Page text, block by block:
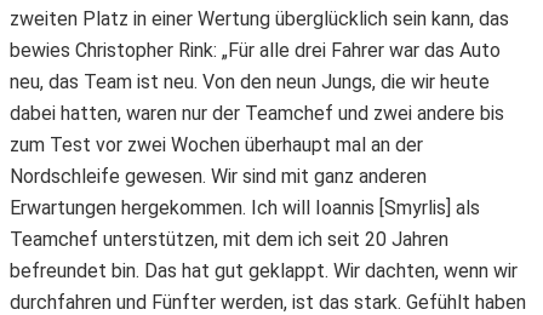
zweiten Platz in einer Wertung überglücklich sein kann, das
bewies Christopher Rink: „Für alle drei Fahrer war das Auto
neu, das Team ist neu. Von den neun Jungs, die wir heute
dabei hatten, waren nur der Teamchef und zwei andere bis
zum Test vor zwei Wochen überhaupt mal an der
Nordschleife gewesen. Wir sind mit ganz anderen
Erwartungen hergekommen. Ich will Ioannis [Smyrlis] als
Teamchef unterstützen, mit dem ich seit 20 Jahren
befreundet bin. Das hat gut geklappt. Wir dachten, wenn wir
durchfahren und Fünfter werden, ist das stark. Gefühlt haben